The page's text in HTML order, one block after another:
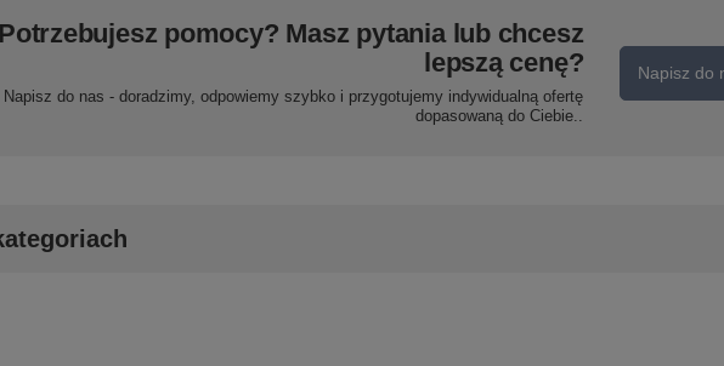
Potrzebujesz pomocy? Masz pytania lub chcesz
lepszą cenę?
Napisz do nas - doradzimy, odpowiemy szybko i przygotujemy indywidualną ofertę
dopasowaną do Ciebie..
Napisz do